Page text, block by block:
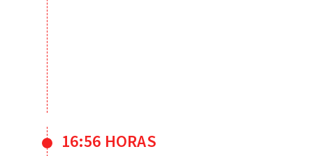
16:56 HORAS